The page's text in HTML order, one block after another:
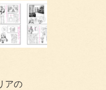
アの